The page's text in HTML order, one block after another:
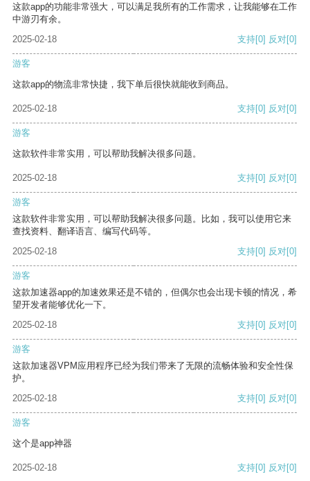
这款app的功能非常强大，可以满足我所有的工作需求，让我能够在工作
中游刃有余。
2025-02-18
支持[0] 反对[0]
游客
这款app的物流非常快捷，我下单后很快就能收到商品。
2025-02-18 支持[0] 反对[0]
游客
这款软件非常实用，可以帮助我解决很多问题。
2025-02-18 支持[0] 反对[0]
游客
这款软件非常实用，可以帮助我解决很多问题。比如，我可以使用它来
查找资料、翻译语言、编写代码等。
2025-02-18
支持[0] 反对[0]
游客
这款加速器app的加速效果还是不错的，但偶尔也会出现卡顿的情况，希
望开发者能够优化一下。
2025-02-18
支持[0] 反对[0]
游客
这款加速器VPM应用程序已经为我们带来了无限的流畅体验和安全性保
护。
2025-02-18
支持[0] 反对[0]
游客
这个是app神器
2025-02-18 支持[0] 反对[0]